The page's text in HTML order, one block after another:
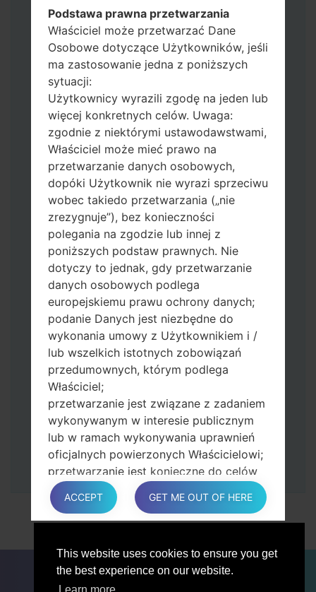
This website uses cookies to ensure you get
the best experience on our website.
zachować wszystkie swoje dane i aplikacje.
Teraz wyłącz swój telefon i przejdź do
trybu pobierania. Jak wykonać wszystkie
metody:
Naciśnij i przytrzymaj klawisz zasilania,
przycisk zwiększania głośności i klawisz
Bixby.
Naciśnij i przytrzymaj klawisze
zwiększania i zmniejszania głośności,
następnie podłącz kabel USB.
Naciśnij i przytrzymaj klawisz zasilania,
przycisk zmniejszania głośności i klawisz
strony domowej.
Podłącz kabel USB, a następnie naciśnij i
przytrzymaj przycisk Bixby i klawisz
zmniejszania głośności.
Naciśnij i przytrzymaj klawisz zasilania i
przycisk zwiększania głośności.
Następnie podłącz urządzenie do
komputera, Odin powinien wykryć
telefon, a na ekranie pojawi się numer
portu COM.
Podaj tylko czas przywracania ustawień
fabrycznych i automatycznego
ponownego uruchamiania.
Na koniec naciśnij klawisz Start. Twój
telefon uruchomi się ponownie i odłączy
się od komputera.
PORÓWNAJ
Podstawa prawna przetwarzania
Właściciel może przetwarzać Dane
Osobowe dotyczące Użytkowników, jeśli
ma zastosowanie jedna z poniższych
sytuacji:
Użytkownicy wyrazili zgodę na jeden lub
więcej konkretnych celów. Uwaga:
zgodnie z niektórymi ustawodawstwami,
Właściciel może mieć prawo na
przetwarzanie danych osobowych,
dopóki Użytkownik nie wyrazi sprzeciwu
wobec takiedo przetwarzania („nie
zrezygnuje”), bez konieczności
polegania na zgodzie lub innej z
poniższych podstaw prawnych. Nie
dotyczy to jednak, gdy przetwarzanie
danych osobowych podlega
europejskiemu prawu ochrony danych;
podanie Danych jest niezbędne do
wykonania umowy z Użytkownikiem i /
lub wszelkich istotnych zobowiązań
przedumownych, którym podlega
Właściciel;
przetwarzanie jest związane z zadaniem
wykonywanym w interesie publicznym
lub w ramach wykonywania uprawnień
oficjalnych powierzonych Właścicielowi;
przetwarzanie jest konieczne do celów
zgodnych z prawem interesów
prowadzonej przez właściciela lub
osobę trzecią.
przyjemnością pomoże wyjaśnić
konkretną podstawę prawną, która ma
ACCEPT GET ME OUT OF HERE